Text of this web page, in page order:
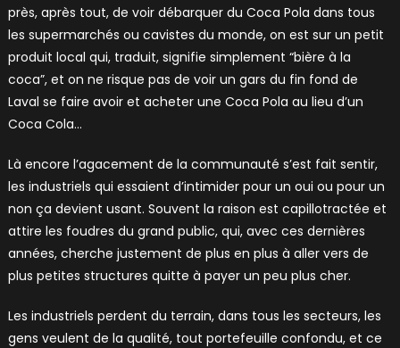
près, après tout, de voir débarquer du Coca Pola dans tous
les supermarchés ou cavistes du monde, on est sur un petit
produit local qui, traduit, signifie simplement “bière à la
coca”, et on ne risque pas de voir un gars du fin fond de
Laval se faire avoir et acheter une Coca Pola au lieu d’un
Coca Cola…
Là encore l’agacement de la communauté s’est fait sentir,
les industriels qui essaient d’intimider pour un oui ou pour un
non ça devient usant. Souvent la raison est capillotractée et
attire les foudres du grand public, qui, avec ces dernières
années, cherche justement de plus en plus à aller vers de
plus petites structures quitte à payer un peu plus cher.
Les industriels perdent du terrain, dans tous les secteurs, les
gens veulent de la qualité, tout portefeuille confondu, et ce